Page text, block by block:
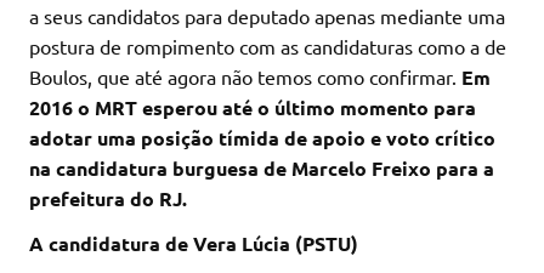
a seus candidatos para deputado apenas mediante uma
postura de rompimento com as candidaturas como a de
Boulos, que até agora não temos como confirmar. Em
2016 o MRT esperou até o último momento para
adotar uma posição tímida de apoio e voto crítico
na candidatura burguesa de Marcelo Freixo para a
prefeitura do RJ.
A candidatura de Vera Lúcia (PSTU)